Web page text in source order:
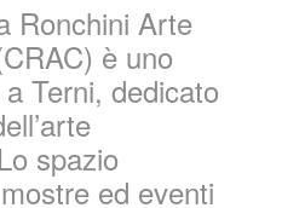
Ronchini Arte
è uno
Terni, dedicato
spazio
ed eventi